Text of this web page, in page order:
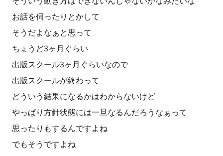
お話を伺ったりとかして
そうだよなぁと思って
ちょうど3ヶ月ぐらい
出版スクール3ヶ月ぐらいなので
出版スクールが終わって
どういう結果になるかはわからないけど
やっぱり方針状態には一旦なるんだろうなぁって
思ったりもするんですよね
でもそうですよね